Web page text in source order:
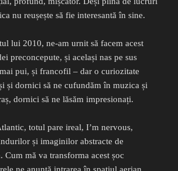
nu reușește să fie interesantă în sine.
lui 2010, ne-am urnit să facem acest
preconcepute, și același nas pe sus
pui, și francofil – dar o curiozitate
și dornici să ne cufundăm în muzica și
dornici să ne lăsăm impresionați.
totul pare ireal, I’m nervous,
și imaginilor abstracte de
Cum mă va transforma acest șoc